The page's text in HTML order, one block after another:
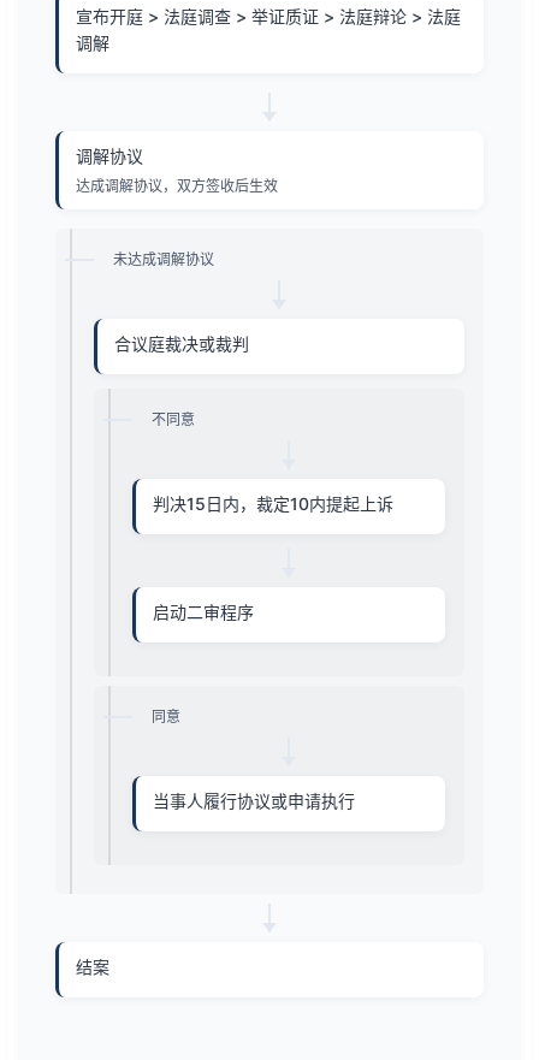
宣布开庭 > 法庭调查 > 举证质证 > 法庭辩论 > 法庭
调解
调解协议
达成调解协议，双方签收后生效
未达成调解协议
合议庭裁决或裁判
不同意
判决15日内，裁定10内提起上诉
启动二审程序
同意
当事人履行协议或申请执行
结案